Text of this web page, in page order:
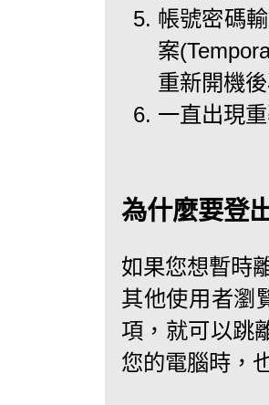
帳號密碼
案
重新開機
一直出現
為什麼要登
如果您想暫時
其他使用者瀏
項，就可以跳
您的電腦時，